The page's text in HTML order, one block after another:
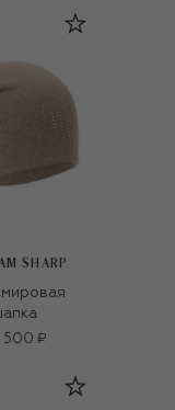
SHARP
500 ₽